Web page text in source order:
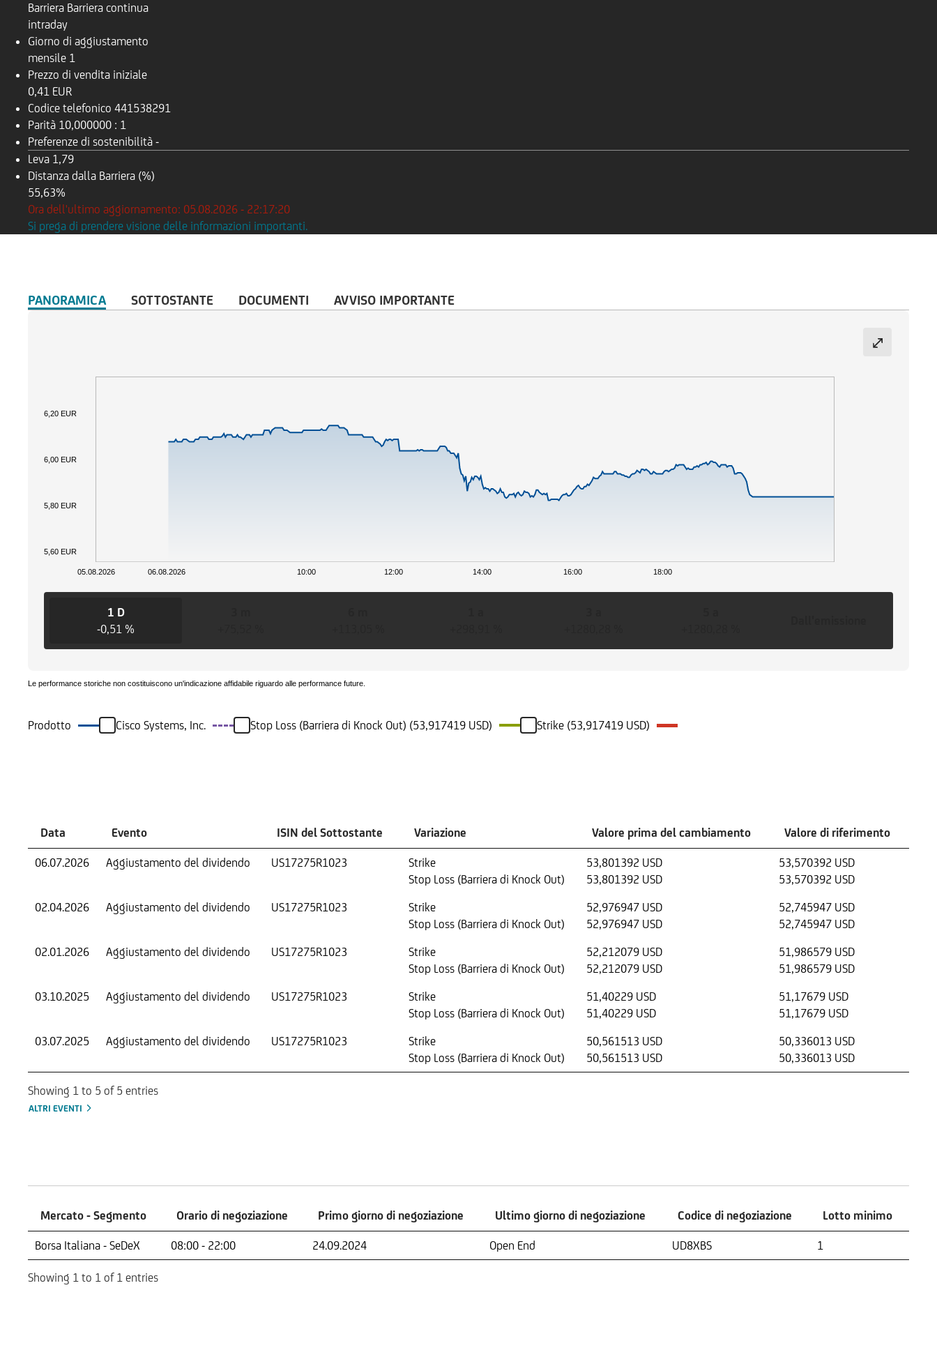
Barriera Barriera continua
intraday
Giorno di aggiustamento
mensile 1
Prezzo di vendita iniziale
0,41 EUR
Codice telefonico 441538291
Parità 10,000000 : 1
Preferenze di sostenibilità -
Leva 1,79
Distanza dalla Barriera (%)
55,63%
Ora dell'ultimo aggiornamento: 05.08.2026 - 22:17:20
Si prega di prendere visione delle informazioni importanti.
PANORAMICA SOTTOSTANTE DOCUMENTI AVVISO IMPORTANTE
05.08.2026 06.08.2026 10:00 12:00 14:00 16:00 18:00
5,60 EUR
5,80 EUR
6,00 EUR
6,20 EUR
1 D
-0,51 %
Le performance storiche non costituiscono un'indicazione affidabile riguardo alle performance future.
Prodotto Cisco Systems, Inc. Stop Loss (Barriera di Knock Out) (53,917419 USD) Strike (53,917419 USD)
Data Evento ISIN del Sottostante Variazione Valore prima del cambiamento Valore di riferimento
06.07.2026 Aggiustamento del dividendo US17275R1023
Strike
Stop Loss (Barriera di Knock Out)
53,801392 USD
53,801392 USD
53,570392 USD
53,570392 USD
02.04.2026
Aggiustamento del dividendo US17275R1023
Strike
Stop Loss (Barriera di Knock Out)
52,976947 USD
52,976947 USD
52,745947 USD
52,745947 USD
02.01.2026
Aggiustamento del dividendo US17275R1023
Strike
Stop Loss (Barriera di Knock Out)
52,212079 USD
52,212079 USD
51,986579 USD
51,986579 USD
03.10.2025
Aggiustamento del dividendo US17275R1023
Strike
Stop Loss (Barriera di Knock Out)
51,40229 USD
51,40229 USD
51,17679 USD
51,17679 USD
03.07.2025
Aggiustamento del dividendo US17275R1023
Strike
Stop Loss (Barriera di Knock Out)
50,561513 USD
50,561513 USD
50,336013 USD
50,336013 USD
Showing 1 to 5 of 5 entries
ALTRI EVENTI
Mercato - Segmento Orario di negoziazione Primo giorno di negoziazione Ultimo giorno di negoziazione Codice di negoziazione
Lotto minimo
Mercato - Segmento
Orario di negoziazione Primo giorno di negoziazione Ultimo giorno di negoziazione Codice di negoziazione
Borsa Italiana - SeDeX 08:00 - 22:00 24.09.2024 Open End UD8XBS 1
Showing 1 to 1 of 1 entries